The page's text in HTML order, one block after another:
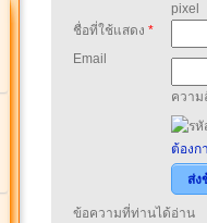
pixel
ชื่อที่ใช้แสดง *
Email
ความ
ต้องก
ส่ง
ข้อความที่ท่านได้อ่าน